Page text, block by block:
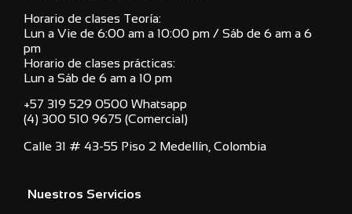
Horario de clases Teoría:
Lun a Vie de 6:00 am a 10:00 pm / Sáb de 6 am a 6
pm
Horario de clases prácticas:
Lun a Sáb de 6 am a 10 pm
+57 319 529 0500 Whatsapp
(4) 300 510 9675 (Comercial)
Calle 31 # 43-55 Piso 2 Medellín, Colombia
Nuestros Servicios